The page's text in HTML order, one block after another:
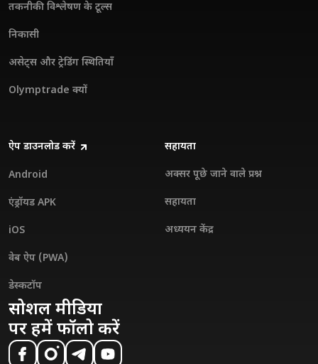
तकनीकी विश्लेषण के टूल्स
निकासी
असेट्स और ट्रेडिंग स्थितियाँ
Olymptrade क्यों
ऐप डाउनलोड करें
Android
एंड्रॉयड APK
iOS
वेब ऐप (PWA)
डेस्कटॉप
सहायता
अक्सर पूछे जाने वाले प्रश्न
सहायता
अध्ययन केंद्र
सोशल मीडिया
पर हमें फॉलो करें